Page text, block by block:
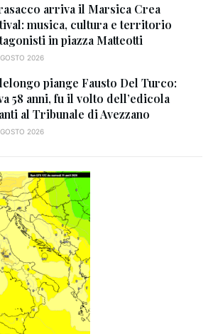
arriva il Marsica Crea
musica, cultura e territorio
in piazza Matteotti
2026
piange Fausto Del Turco:
58 anni, fu il volto dell’edicola
al Tribunale di Avezzano
2026